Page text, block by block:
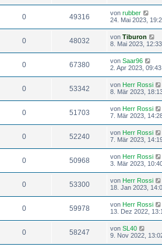
0 49316 von rubber
24. Mai 2023,
0 48032 von Tiburon
8. Mai 2023, 12:33
0 67380 von Saar96
2. Apr 2023, 09:43
0 53342 von Herr Rossi
8. Mär 2023,
0 51703 von Herr Rossi
7. Mär 2023,
0 52240 von Herr Rossi
7. Mär 2023,
0 50968 von Herr Rossi
3. Mär 2023,
0 53300 von Herr Rossi
18. Jan 2023,
0 59978 von Herr Rossi
13. Dez 2022,
0 58247 von SL40
9. Nov 2022,